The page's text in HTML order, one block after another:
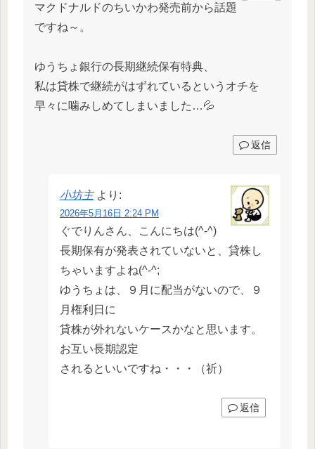
マクドナルドのちいかわ発売前から話題
ですね～。
ゆうちょ銀行の長期継続保有特典、
私は貸株で継続がはずれているというオチを
早々に噛みしめてしまいました…💦
返信
小坊主 より:
2026年5月16日 2:24 PM
ぐでりんさん、こんにちは(^-^)
長期保有が発表されていないと、貸株し
ちゃいますよね(^-^;
ゆうちょは、９月に配当がないので、９
月権利日に
貸株が外れないケースかなと思います。
お互い長期認定
されるといいですね・・・（祈）
返信